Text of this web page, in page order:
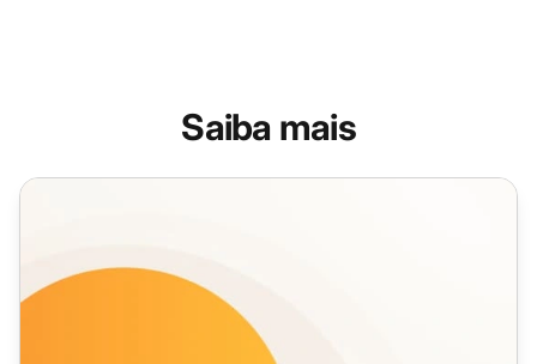
Saiba mais
Recursos do Chat ao Vivo